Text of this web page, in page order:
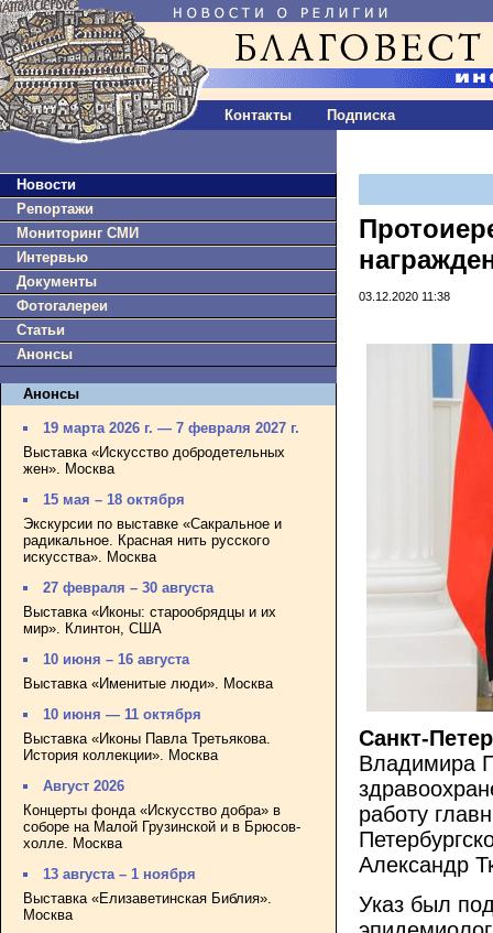
Контакты Подписка
Новости
Репортажи
Мониторинг СМИ
Интервью
Документы
Фотогалереи
Статьи
Анонсы
Анонсы
19 марта 2026 г. — 7 февраля 2027 г.
Выставка «Искусство добродетельных
жен». Москва
15 мая – 18 октября
Экскурсии по выставке «Сакральное и
радикальное. Красная нить русского
искусства». Москва
27 февраля – 30 августа
Выставка «Иконы: старообрядцы и их
мир». Клинтон, США
10 июня – 16 августа
Выставка «Именитые люди». Москва
10 июня — 11 октября
Выставка «Иконы Павла Третьякова.
История коллекции». Москва
Август 2026
Концерты фонда «Искусство добра» в
соборе на Малой Грузинской и в Брюсов-
холле. Москва
13 августа – 1 ноября
Выставка «Елизаветинская Библия».
Москва
03.12.2020 11:38
Санкт-
Владимира
работу
Александр
Указ был